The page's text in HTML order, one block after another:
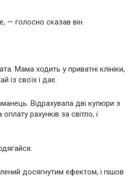
— голосно сказав він.
Мама ходить у приватні клініки,
із своїх і дає.
Відрахувала дві купюри з
рахунків за світло, і
досягнутим ефектом, і пішов